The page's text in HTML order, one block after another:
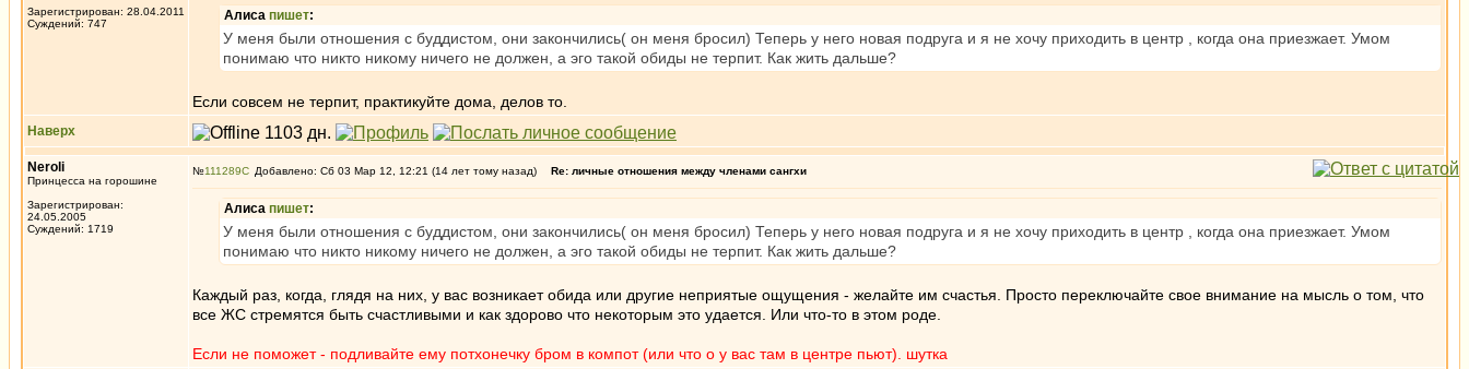
Зарегистрирован: 28.04.2011
Суждений: 747
Алиса пишет:
У меня были отношения с буддистом, они закончились( он меня бросил) Теперь у него новая подруга и я не хочу приходить в центр , когда она приезжает. Умом
понимаю что никто никому ничего не должен, а эго такой обиды не терпит. Как жить дальше?
Если совсем не терпит, практикуйте дома, делов то.
Наверх
Neroli
Принцесса на горошине
Зарегистрирован:
24.05.2005
Суждений: 1719
№111289 Добавлено: Сб 03 Мар 12, 12:21 (14 лет тому назад) Re: личные отношения между членами сангхи
Алиса пишет:
У меня были отношения с буддистом, они закончились( он меня бросил) Теперь у него новая подруга и я не хочу приходить в центр , когда она приезжает. Умом
понимаю что никто никому ничего не должен, а эго такой обиды не терпит. Как жить дальше?
Каждый раз, когда, глядя на них, у вас возникает обида или другие неприятые ощущения - желайте им счастья. Просто переключайте свое внимание на мысль о том, что
все ЖС стремятся быть счастливыми и как здорово что некоторым это удается. Или что-то в этом роде.
Если не поможет - подливайте ему потхонечку бром в компот (или что о у вас там в центре пьют). шутка